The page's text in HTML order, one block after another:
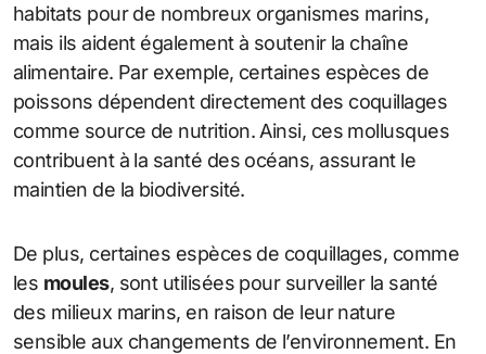
habitats pour de nombreux organismes marins,
mais ils aident également à soutenir la chaîne
alimentaire. Par exemple, certaines espèces de
poissons dépendent directement des coquillages
comme source de nutrition. Ainsi, ces mollusques
contribuent à la santé des océans, assurant le
maintien de la biodiversité.
De plus, certaines espèces de coquillages, comme
les moules, sont utilisées pour surveiller la santé
des milieux marins, en raison de leur nature
sensible aux changements de l’environnement. En